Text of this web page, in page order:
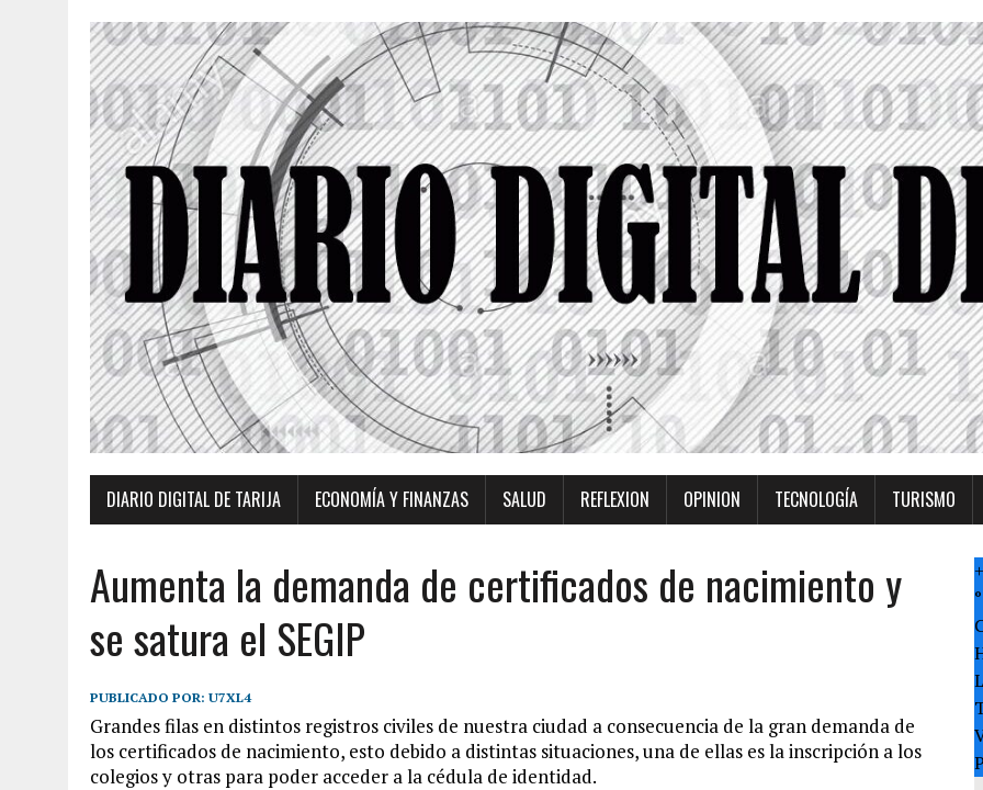
DIARIO DIGITAL DE TARIJA ECONOMÍA Y FINANZAS SALUD REFLEXION OPINION TECNOLOGÍA TURISMO
Aumenta la demanda de certificados de nacimiento y
se satura el SEGIP
PUBLICADO POR: U7XL4
Grandes filas en distintos registros civiles de nuestra ciudad a consecuencia de la gran demanda de
los certificados de nacimiento, esto debido a distintas situaciones, una de ellas es la inscripción a los
colegios y otras para poder acceder a la cédula de identidad.
+
°